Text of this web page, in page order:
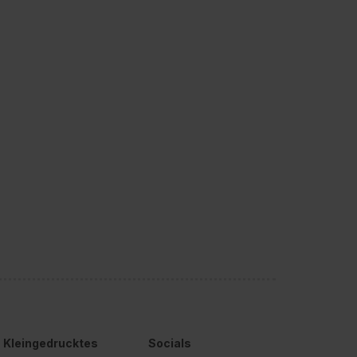
Kleingedrucktes
Socials